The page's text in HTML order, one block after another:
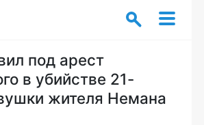
под арест
в убийстве 21-
жителя Немана